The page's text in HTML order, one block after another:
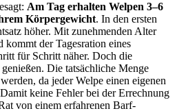
Am Tag erhalten Welpen 3–6
Körpergewicht. In den ersten
höher. Mit zunehmenden Alter
kommt der Tagesration eines
für Schritt näher. Doch die
Die tatsächliche Menge
da jeder Welpe einen eigenen
keine Fehler bei der Errechnung
von einem erfahrenen Barf-